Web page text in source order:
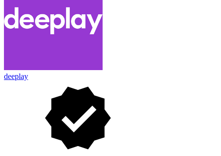
deeplay